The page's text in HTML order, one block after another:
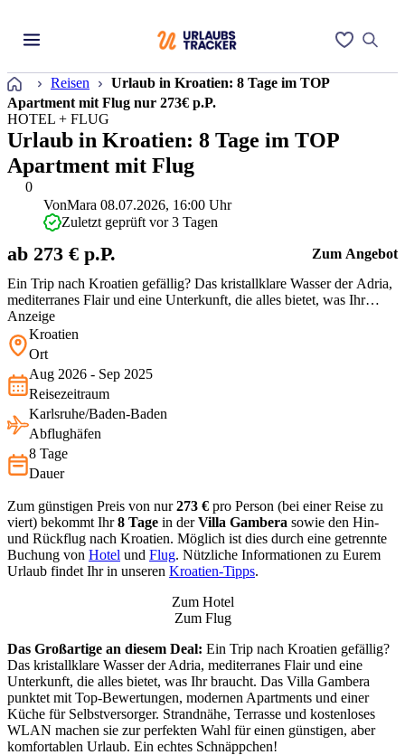
Startseite
Reisen
Urlaub in Kroatien: 8 Tage im TOP
Apartment mit Flug nur 273€ p.P.
0
HOTEL + FLUG
Urlaub in Kroatien: 8 Tage im TOP
Apartment mit Flug
Ein Trip nach Kroatien gefällig? Das kristallklare Wasser der Adria,
mediterranes Flair und eine Unterkunft, die alles bietet, was Ihr
braucht. Das Villa Gambera punktet mit Top-Bewertungen,
modernen Apartments und einer Küche für Selbstversorger.
Strandnähe, Terrasse und kostenloses WLAN machen sie zur
VonMara 08.07.2026, 16:00 Uhr
Zuletzt geprüft vor 3 Tagen
ab 273 € p.P. Zum Angebot
Anzeige
Kroatien
Ort
Aug 2026 - Sep 2025
Reisezeitraum
Karlsruhe/Baden-Baden
Abflughäfen
8 Tage
Dauer
Zum günstigen Preis von nur273 € pro Person (bei einer Reise zu
viert) bekommt Ihr8 Tage in derVilla Gambera sowie den Hin-
und Rückflug nach Kroatien. Möglich ist dies durch eine getrennte
Buchung von Hotel und Flug. Nützliche Informationen zu Eurem
Urlaub findet Ihr in unseren Kroatien-Tipps.
Zum Hotel
Zum Flug
Das Großartige an diesem Deal: Ein Trip nach Kroatien gefällig?
Das kristallklare Wasser der Adria, mediterranes Flair und eine
Unterkunft, die alles bietet, was Ihr braucht. Das Villa Gambera
punktet mit Top-Bewertungen, modernen Apartments und einer
Küche für Selbstversorger. Strandnähe, Terrasse und kostenloses
WLAN machen sie zur perfekten Wahl für einen günstigen, aber
komfortablen Urlaub. Ein echtes Schnäppchen!